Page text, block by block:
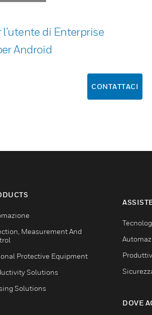
l’utente di Enterprise
Android
CONTATTACI
Measurement And
Protective Equipment
Solutions
Solutions
DOVE